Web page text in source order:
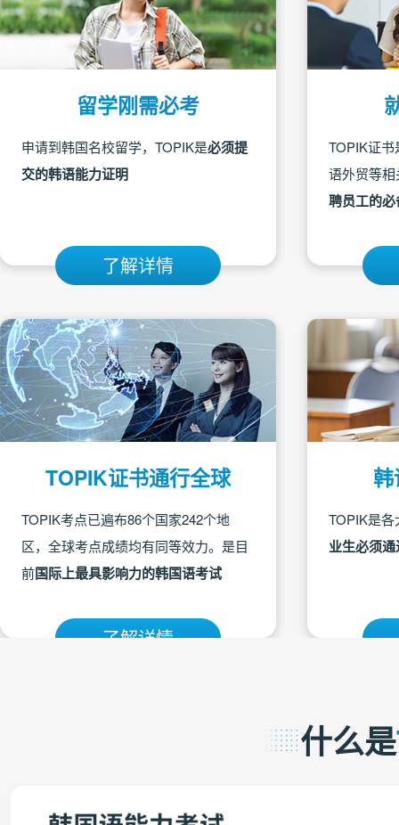
留学刚需必考
申请到韩国名校留学，TOPIK是必须提
交的韩语能力证明
了解详情
TOPIK证
语外贸等
聘员工的
TOPIK证书通行全球
TOPIK考点已遍布86个国家242个地
区，全球考点成绩均有同等效力。是目
前国际上最具影响力的韩国语考试
了解详情
TOPIK是
业生必须
什么是